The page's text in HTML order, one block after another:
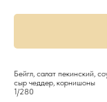
Бейгл, салат пекинский,
сыр чеддер, корнишоны
1/280